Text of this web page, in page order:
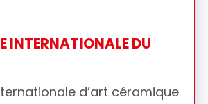
INTERNATIONALE DU
d’art céramique